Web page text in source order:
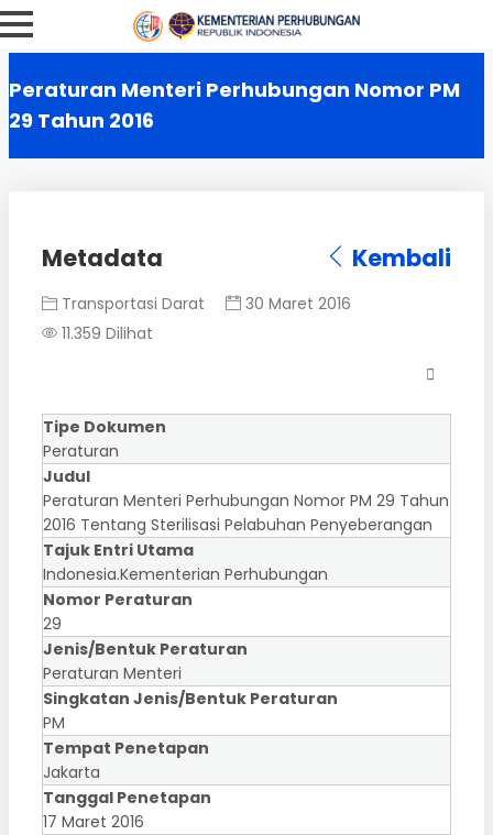
Peraturan Menteri Perhubungan Nomor PM
29 Tahun 2016
Metadata Kembali
Transportasi Darat
30 Maret 2016
11.359 Dilihat
Tipe Dokumen
Peraturan
Judul
Peraturan Menteri Perhubungan Nomor PM 29 Tahun
2016 Tentang Sterilisasi Pelabuhan Penyeberangan
Tajuk Entri Utama
Indonesia.Kementerian Perhubungan
Nomor Peraturan
29
Jenis/Bentuk Peraturan
Peraturan Menteri
Singkatan Jenis/Bentuk Peraturan
PM
Tempat Penetapan
Jakarta
Tanggal Penetapan
17 Maret 2016